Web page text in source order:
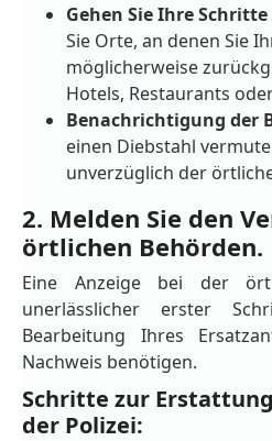
Gehen Sie Ihre
Sie Orte, an denen Sie
möglicherweise
Hotels, Restaurants
Benachrichtigung der
einen Diebstahl
unverzüglich der
2. Melden Sie den
örtlichen Behörden.
Eine Anzeige bei der
unerlässlicher erster
Bearbeitung Ihres
Nachweis benötigen.
Schritte zur
der Polizei: